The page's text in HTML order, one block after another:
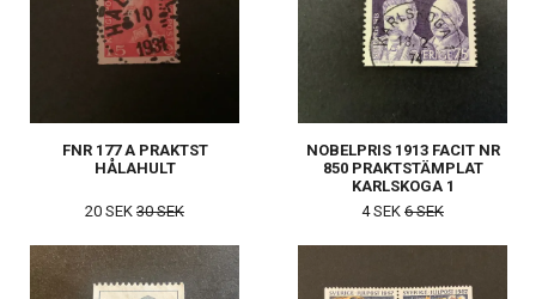
FNR 177 A PRAKTST
HÅLAHULT
20 SEK 30 SEK
NOBELPRIS 1913 FACIT NR
850 PRAKTSTÄMPLAT
KARLSKOGA 1
4 SEK 6 SEK